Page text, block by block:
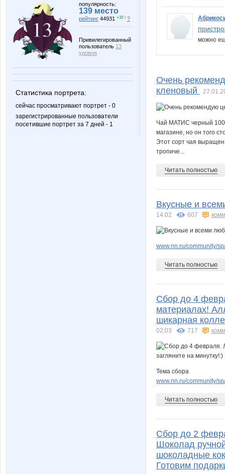
популярность:
139 место
рейтинг 44931 +15 ↑ ?
Привилегированный
пользователь 13
уровня
Статистика портрета:
сейчас просматривают портрет - 0
зарегистрированные пользователи
посетившие портрет за 7 дней - 1
можно
Очень
кленовый
Чай МАТИС черный
магазине, но он того
Этот сорт чая
тропиче...
Читать полностью
Вкусные и
14:02 607
www.nn.ru/community/
Читать полностью
Сбор до 4
материалах!
шикарная
02:03 717
Тема сбора
www.nn.ru/community/
Читать полностью
Сбор до 2
Шоколад
шоколадные
Готовим